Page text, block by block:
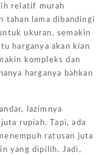
relatif murah
tahan lama dibandingi
ukuran, semakin
harganya akan kian
kompleks dan
harganya bahkan
lazimnya
rupiah. Tapi, ada
ratusan juta
yang dipilih. Jadi,